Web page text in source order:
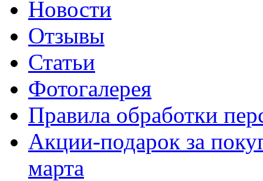
Новости
Отзывы
Статьи
Фотогалерея
Правила обработки
Акции-подарок за
марта